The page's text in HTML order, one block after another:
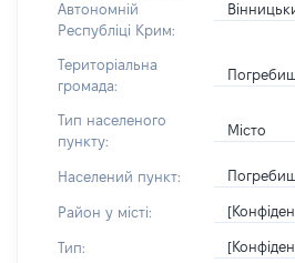
Автономній
Республіці Крим:
Територіальна
громада:
Тип населеного
пункту:
Місто
Населений пункт:
Район у місті:
Тип: